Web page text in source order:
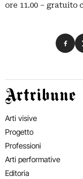
ore 11.00 – gratuito
Artribune
Arti visive
Progetto
Professioni
Arti performative
Editoria